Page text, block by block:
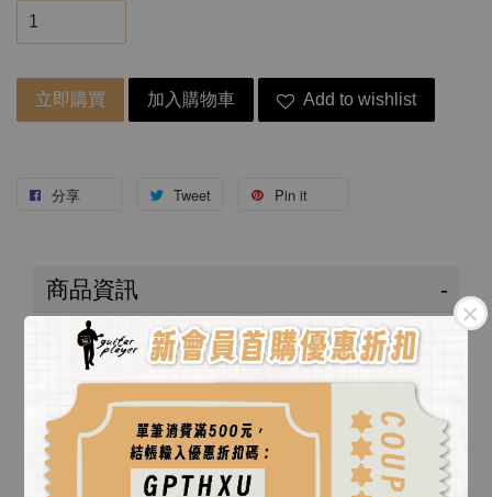
立即購買 加入購物車 Add to wishlist
分享 Tweet Pin it
商品資訊
商品資訊
「在充斥著數位訊息的時代，用一張手寫的卡片給
愛彈吉他的朋友、情人、家人一個簡單的感動吧
❤️！」，吉他玩家的第一張設計的明信片誕生了
🤘🏻🤘🏻🤘🏻！我是一位愛寫字的人✍🏻、喜歡送卡